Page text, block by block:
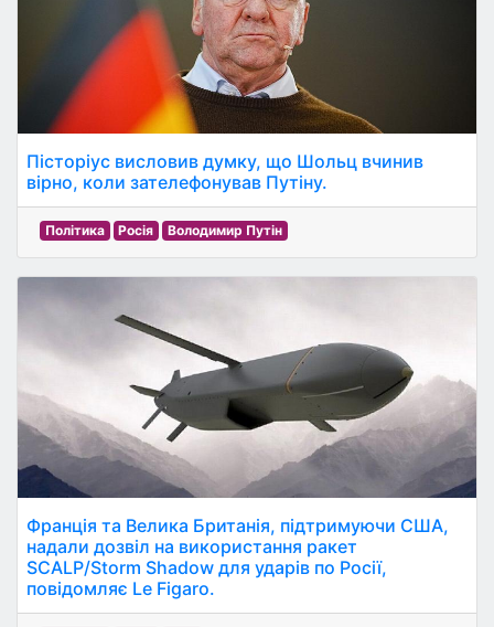
Пісторіус висловив думку, що Шольц вчинив
вірно, коли зателефонував Путіну.
Політика Росія Володимир Путін
Франція та Велика Британія, підтримуючи США,
надали дозвіл на використання ракет
SCALP/Storm Shadow для ударів по Росії,
повідомляє Le Figaro.